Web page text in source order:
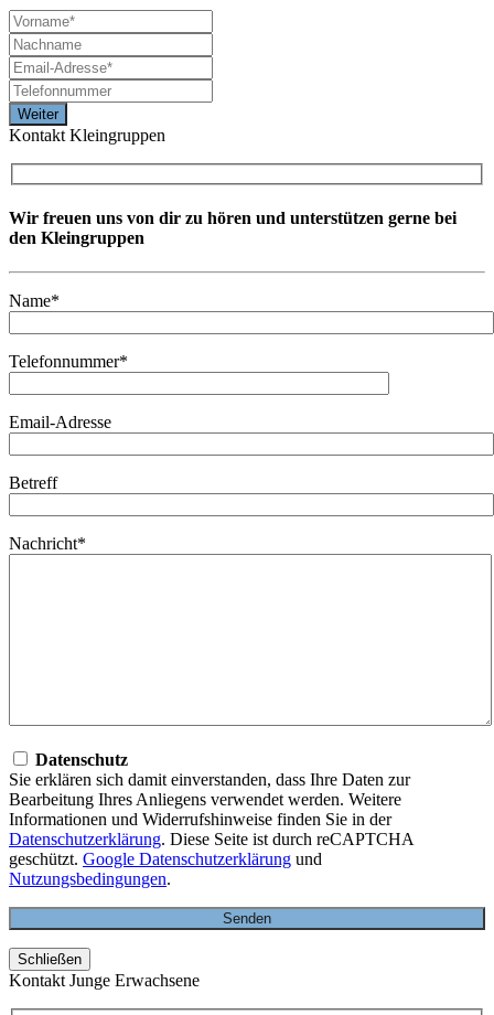
Kontakt Kleingruppen
Wir freuen uns von dir zu hören und unterstützen gerne bei
den Kleingruppen
Name*
Telefonnummer*
Email-Adresse
Betreff
Nachricht*
Datenschutz
Sie erklären sich damit einverstanden, dass Ihre Daten zur
Bearbeitung Ihres Anliegens verwendet werden. Weitere
Informationen und Widerrufshinweise finden Sie in der
Datenschutzerklärung. Diese Seite ist durch reCAPTCHA
geschützt. Google Datenschutzerklärung und
Nutzungsbedingungen.
Schließen
Kontakt Junge Erwachsene